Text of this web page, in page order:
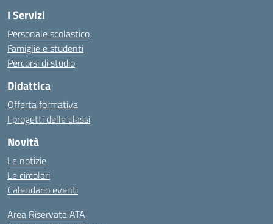
I Servizi
Personale scolastico
Famiglie e studenti
Percorsi di studio
Didattica
Offerta formativa
I progetti delle classi
Novità
Le notizie
Le circolari
Calendario eventi
Area Riservata ATA